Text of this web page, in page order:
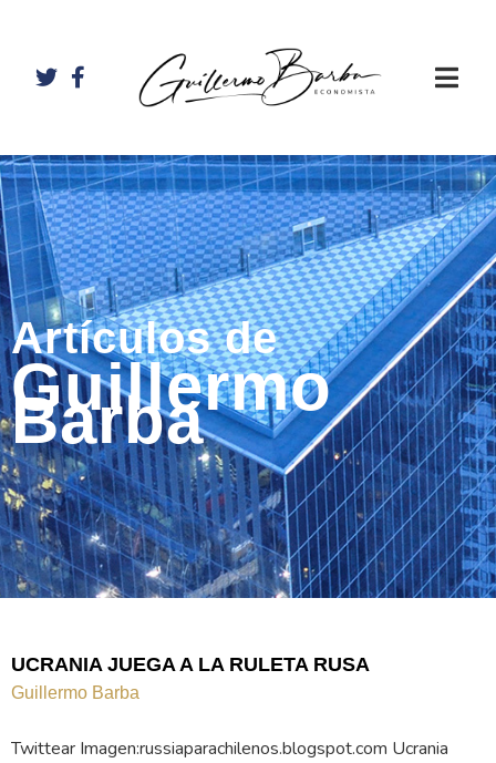
Artículos de
Guillermo
Barba
UCRANIA JUEGA A LA RULETA RUSA
Guillermo Barba
Twittear Imagen:russiaparachilenos.blogspot.com Ucrania